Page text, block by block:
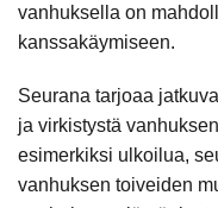
vanhuksella on
kanssakäymiseen.
Seurana tarjoaa
ja virkistystä
esimerkiksi ulkoilua,
vanhuksen toiveiden